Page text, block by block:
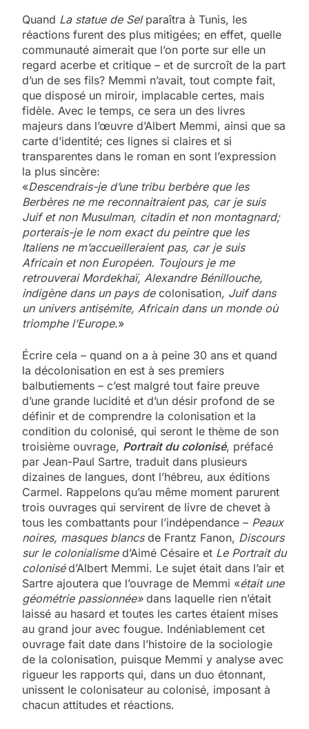
Quand La statue de Selparaîtra à Tunis, les
réactions furent des plus mitigées; en effet, quelle
communauté aimerait que l’on porte sur elle un
regard acerbe et critique – et de surcroît de la part
d’un de ses fils? Memmi n’avait, tout compte fait,
que disposé un miroir, implacable certes, mais
fidèle. Avec le temps, ce sera un des livres
majeurs dans l’œuvre d’Albert Memmi, ainsi que sa
carte d’identité; ces lignes si claires et si
transparentes dans le roman en sont l’expression
la plus sincère:
«Descendrais-je d’une tribu berbère que les
Berbères ne me reconnaitraient pas, car je suis
Juif et non Musulman, citadin et non montagnard;
porterais-je le nom exact du peintre que les
Italiens ne m’accueilleraient pas, car je suis
Africain et non Européen. Toujours je me
retrouverai Mordekhaï, Alexandre Bénillouche,
indigène dans un pays de colonisation, Juif dans
un univers antisémite, Africain dans un monde où
triomphe l’Europe.»
Écrire cela – quand on a à peine 30 ans et quand
la décolonisation en est à ses premiers
balbutiements – c’est malgré tout faire preuve
d’une grande lucidité et d’un désir profond de se
définir et de comprendre la colonisation et la
condition du colonisé, qui seront le thème de son
troisième ouvrage, Portrait du colonisé, préfacé
par Jean-Paul Sartre, traduit dans plusieurs
dizaines de langues, dont l’hébreu, aux éditions
Carmel. Rappelons qu’au même moment parurent
trois ouvrages qui servirent de livre de chevet à
tous les combattants pour l’indépendance – Peaux
noires, masques blancsde Frantz Fanon, Discours
sur le colonialismed’Aimé Césaire et Le Portrait du
colonisé d’Albert Memmi. Le sujet était dans l’air et
Sartre ajoutera que l’ouvrage de Memmi «était une
géométrie passionnée»dans laquelle rien n’était
laissé au hasard et toutes les cartes étaient mises
au grand jour avec fougue. Indéniablement cet
ouvrage fait date dans l’histoire de la sociologie
de la colonisation, puisque Memmi y analyse avec
rigueur les rapports qui, dans un duo étonnant,
unissent le colonisateur au colonisé, imposant à
chacun attitudes et réactions.